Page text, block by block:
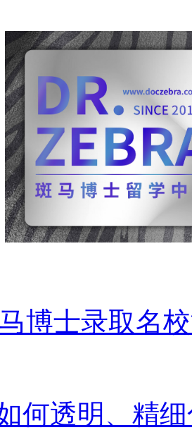
博士录取名
何透明、精